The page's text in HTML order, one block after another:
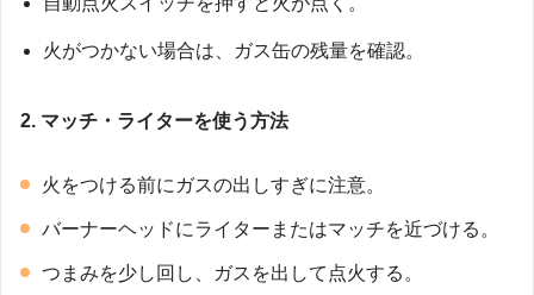
火がつかない場合は、ガス缶の残量を確認。
2. マッチ・ライターを使う方法
火をつける前にガスの出しすぎに注意。
バーナーヘッドにライターまたはマッチを近づける。
つまみを少し回し、ガスを出して点火する。